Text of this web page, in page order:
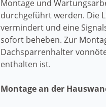
Montage und
durchgeführt werden. Die
vermindert und eine
sofort beheben. Zur
Dachsparrenhalter
enthalten ist.
Montage an der